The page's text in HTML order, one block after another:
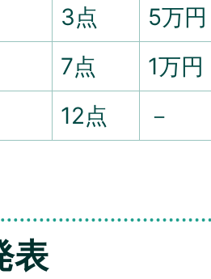
3点
5万円
7点
1万円
12点 －
表